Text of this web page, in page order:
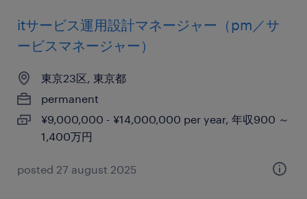
itサービス運用設計マネージャー（pm／サ
ービスマネージャー）
東京23区, 東京都
permanent
¥9,000,000 - ¥14,000,000 per year, 年収900 ～
1,400万円
posted 27 august 2025